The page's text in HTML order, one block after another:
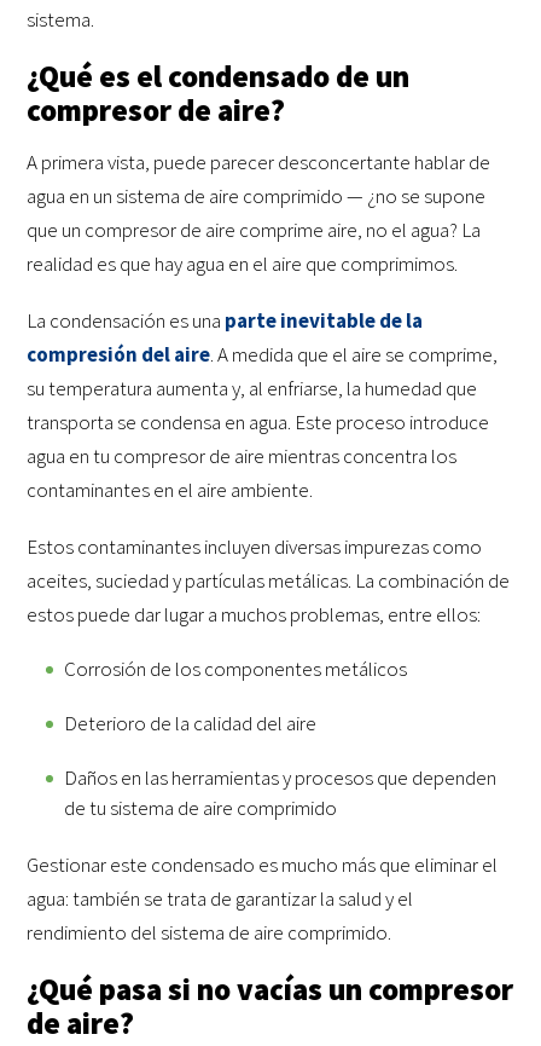
sistema.
¿Qué es el condensado de un
compresor de aire?
A primera vista, puede parecer desconcertante hablar de
agua en un sistema de aire comprimido — ¿no se supone
que un compresor de aire comprime aire, no el agua? La
realidad es que hay agua en el aire que comprimimos.
La condensación es una parte inevitable de la
compresión del aire. A medida que el aire se comprime,
su temperatura aumenta y, al enfriarse, la humedad que
transporta se condensa en agua. Este proceso introduce
agua en tu compresor de aire mientras concentra los
contaminantes en el aire ambiente.
Estos contaminantes incluyen diversas impurezas como
aceites, suciedad y partículas metálicas. La combinación de
estos puede dar lugar a muchos problemas, entre ellos:
Corrosión de los componentes metálicos
Deterioro de la calidad del aire
Daños en las herramientas y procesos que dependen
de tu sistema de aire comprimido
Gestionar este condensado es mucho más que eliminar el
agua: también se trata de garantizar la salud y el
rendimiento del sistema de aire comprimido.
¿Qué pasa si no vacías un compresor
de aire?